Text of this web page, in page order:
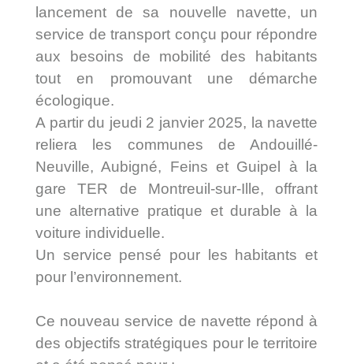
lancement de sa nouvelle navette, un
service de transport conçu pour répondre
aux besoins de mobilité des habitants
tout en promouvant une démarche
écologique.
A partir du jeudi 2 janvier 2025, la navette
reliera les communes de Andouillé-
Neuville, Aubigné, Feins et Guipel à la
gare TER de Montreuil-sur-Ille, offrant
une alternative pratique et durable à la
voiture individuelle.
Un service pensé pour les habitants et
pour l’environnement.
Ce nouveau service de navette répond à
des objectifs stratégiques pour le territoire